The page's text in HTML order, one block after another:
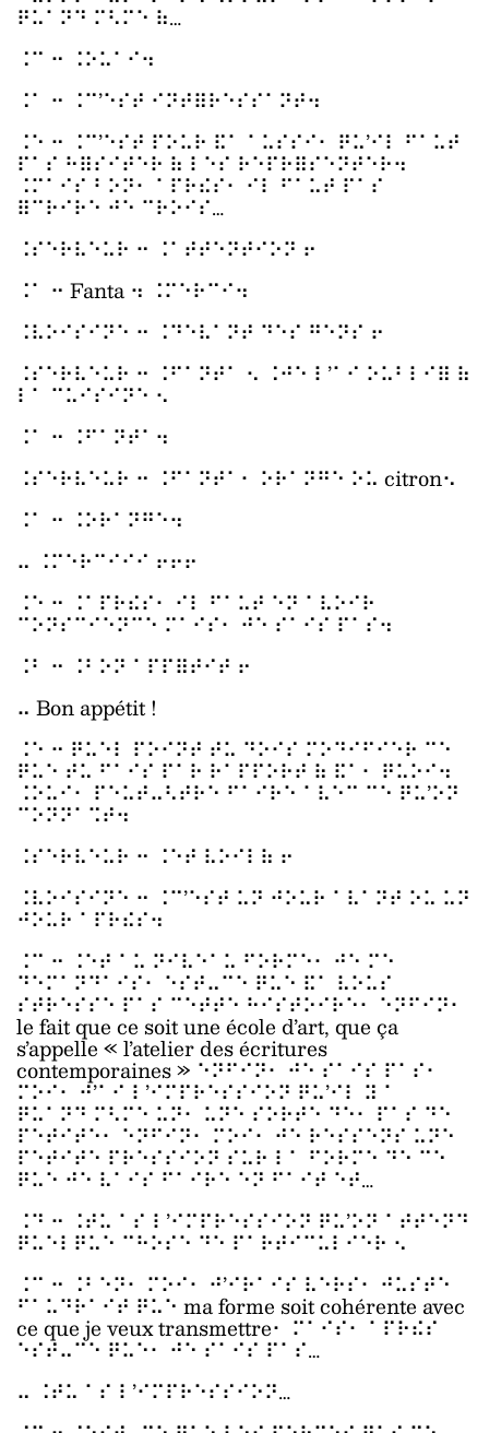
⠟⠥⠁⠝⠙ ⠍⠣⠍⠑ ⠷…
⠨⠉ ⠒ ⠨⠕⠥⠁⠊⠲
⠨⠁ ⠒ ⠨⠉’⠑⠎⠞ ⠊⠝⠞⠿⠗⠑⠎⠎⠁⠝⠞⠲
⠨⠑ ⠒ ⠨⠉’⠑⠎⠞ ⠏⠕⠥⠗ ⠯⠁ ⠁⠥⠎⠎⠊⠂ ⠟⠥’⠊⠇ ⠋⠁⠥⠞
⠏⠁⠎ ⠓⠿⠎⠊⠞⠑⠗ ⠷ ⠇⠑⠎ ⠗⠑⠏⠗⠿⠎⠑⠝⠞⠑⠗⠲
⠨⠍⠁⠊⠎ ⠃⠕⠝⠂ ⠁⠏⠗⠮⠎⠂ ⠊⠇ ⠋⠁⠥⠞ ⠏⠁⠎
⠿⠉⠗⠊⠗⠑ ⠚⠑ ⠉⠗⠕⠊⠎…
⠨⠎⠑⠗⠧⠑⠥⠗ ⠒ ⠨⠁⠞⠞⠑⠝⠞⠊⠕⠝ ⠖
⠨⠁ ⠒ Fanta ⠲ ⠨⠍⠑⠗⠉⠊⠲
⠨⠧⠕⠊⠎⠊⠝⠑ ⠒ ⠨⠙⠑⠧⠁⠝⠞ ⠙⠑⠎ ⠛⠑⠝⠎ ⠖
⠨⠎⠑⠗⠧⠑⠥⠗ ⠒ ⠨⠋⠁⠝⠞⠁ ⠢ ⠨⠚⠑ ⠇’⠁⠊ ⠕⠥⠃⠇⠊⠿ ⠷
⠇⠁ ⠉⠥⠊⠎⠊⠝⠑ ⠢
⠨⠁ ⠒ ⠨⠋⠁⠝⠞⠁⠲
⠨⠎⠑⠗⠧⠑⠥⠗ ⠒ ⠨⠋⠁⠝⠞⠁⠂ ⠕⠗⠁⠝⠛⠑ ⠕⠥ citron⠢
⠨⠁ ⠒ ⠨⠕⠗⠁⠝⠛⠑⠲
⠤ ⠨⠍⠑⠗⠉⠊⠊⠊ ⠖⠖⠖
⠨⠑ ⠒ ⠨⠁⠏⠗⠮⠎⠂ ⠊⠇ ⠋⠁⠥⠞ ⠑⠝ ⠁⠧⠕⠊⠗
⠉⠕⠝⠎⠉⠊⠑⠝⠉⠑ ⠍⠁⠊⠎⠂ ⠚⠑ ⠎⠁⠊⠎ ⠏⠁⠎⠲
⠨⠃ ⠒ ⠨⠃⠕⠝ ⠁⠏⠏⠿⠞⠊⠞ ⠖
⠤ Bon appétit !
⠨⠑ ⠒ ⠟⠥⠑⠇ ⠏⠕⠊⠝⠞ ⠞⠥ ⠙⠕⠊⠎ ⠍⠕⠙⠊⠋⠊⠑⠗ ⠉⠑
⠟⠥⠑ ⠞⠥ ⠋⠁⠊⠎ ⠏⠁⠗ ⠗⠁⠏⠏⠕⠗⠞ ⠷ ⠯⠁⠂ ⠟⠥⠕⠊⠲
⠨⠕⠥⠊⠂ ⠏⠑⠥⠞⠤⠣⠞⠗⠑ ⠋⠁⠊⠗⠑ ⠁⠧⠑⠉ ⠉⠑ ⠟⠥’⠕⠝
⠉⠕⠝⠝⠁⠩⠞⠲
⠨⠎⠑⠗⠧⠑⠥⠗ ⠒ ⠨⠑⠞ ⠧⠕⠊⠇⠷ ⠖
⠨⠧⠕⠊⠎⠊⠝⠑ ⠒ ⠨⠉’⠑⠎⠞ ⠥⠝ ⠚⠕⠥⠗ ⠁⠧⠁⠝⠞ ⠕⠥ ⠥⠝
⠚⠕⠥⠗ ⠁⠏⠗⠮⠎⠲
⠨⠉ ⠒ ⠨⠑⠞ ⠁⠥ ⠝⠊⠧⠑⠁⠥ ⠋⠕⠗⠍⠑⠂ ⠚⠑ ⠍⠑
⠙⠑⠍⠁⠝⠙⠁⠊⠎⠂ ⠑⠎⠞⠤⠉⠑ ⠟⠥⠑ ⠯⠁ ⠧⠕⠥⠎
⠎⠞⠗⠑⠎⠎⠑ ⠏⠁⠎ ⠉⠑⠞⠞⠑ ⠓⠊⠎⠞⠕⠊⠗⠑⠂ ⠑⠝⠋⠊⠝⠂
le fait que ce soit une école d’art, que ça
s’appelle « l’atelier des écritures
contemporaines » ⠑⠝⠋⠊⠝⠂ ⠚⠑ ⠎⠁⠊⠎ ⠏⠁⠎⠂
⠍⠕⠊⠂ ⠚’⠁⠊ ⠇’⠊⠍⠏⠗⠑⠎⠎⠊⠕⠝ ⠟⠥’⠊⠇ ⠽ ⠁
⠟⠥⠁⠝⠙ ⠍⠣⠍⠑ ⠥⠝⠂ ⠥⠝⠑ ⠎⠕⠗⠞⠑ ⠙⠑⠂ ⠏⠁⠎ ⠙⠑
⠏⠑⠞⠊⠞⠑⠂ ⠑⠝⠋⠊⠝⠂ ⠍⠕⠊⠂ ⠚⠑ ⠗⠑⠎⠎⠑⠝⠎ ⠥⠝⠑
⠏⠑⠞⠊⠞⠑ ⠏⠗⠑⠎⠎⠊⠕⠝ ⠎⠥⠗ ⠇⠁ ⠋⠕⠗⠍⠑ ⠙⠑ ⠉⠑
⠟⠥⠑ ⠚⠑ ⠧⠁⠊⠎ ⠋⠁⠊⠗⠑ ⠑⠝ ⠋⠁⠊⠞ ⠑⠞…
⠨⠙ ⠒ ⠨⠞⠥ ⠁⠎ ⠇’⠊⠍⠏⠗⠑⠎⠎⠊⠕⠝ ⠟⠥’⠕⠝ ⠁⠞⠞⠑⠝⠙
⠟⠥⠑⠇⠟⠥⠑ ⠉⠓⠕⠎⠑ ⠙⠑ ⠏⠁⠗⠞⠊⠉⠥⠇⠊⠑⠗ ⠢
⠨⠉ ⠒ ⠨⠃⠑⠝⠂ ⠍⠕⠊⠂ ⠚’⠊⠗⠁⠊⠎ ⠧⠑⠗⠎⠂ ⠚⠥⠎⠞⠑
⠋⠁⠥⠙⠗⠁⠊⠞ ⠟⠥⠑ ma forme soit cohérente avec
ce que je veux transmettre⠂ ⠍⠁⠊⠎⠂ ⠁⠏⠗⠮⠎
⠑⠎⠞⠤⠉⠑ ⠟⠥⠑⠂ ⠚⠑ ⠎⠁⠊⠎ ⠏⠁⠎…
⠤ ⠨⠞⠥ ⠁⠎ ⠇’⠊⠍⠏⠗⠑⠎⠎⠊⠕⠝…